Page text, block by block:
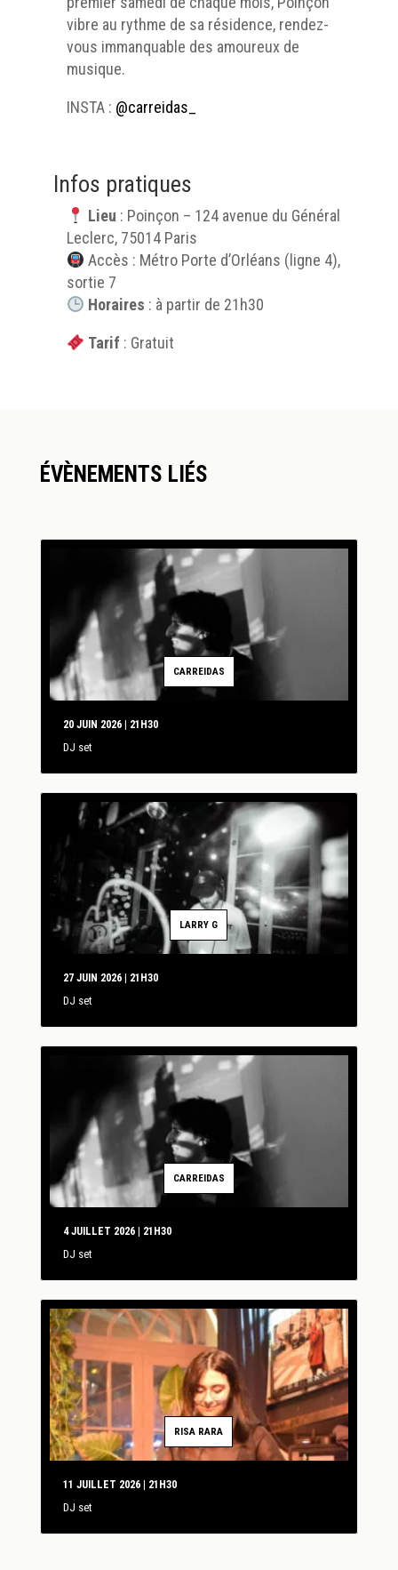
vibre au rythme de sa résidence, rendez-
vous immanquable des amoureux de
musique.
INSTA : @carreidas_
Infos pratiques
Lieu : Poinçon – 124 avenue du Général
Leclerc, 75014 Paris
Accès : Métro Porte d’Orléans (ligne 4),
sortie 7
Horaires : à partir de 21h30
Tarif : Gratuit
ÉVÈNEMENTS LIÉS
CARREIDAS
20 JUIN 2026 | 21H30
DJ set
LARRY G
27 JUIN 2026 | 21H30
DJ set
CARREIDAS
4 JUILLET 2026 | 21H30
DJ set
RISA RARA
11 JUILLET 2026 | 21H30
DJ set